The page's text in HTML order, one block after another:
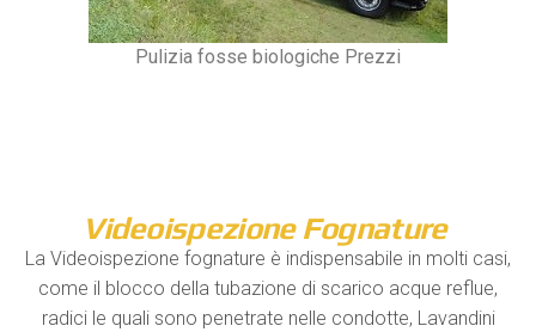
Pulizia fosse biologiche Prezzi
Videoispezione Fognature
La Videoispezione fognature è indispensabile in molti casi,
come il blocco della tubazione di scarico acque reflue,
radici le quali sono penetrate nelle condotte, Lavandini